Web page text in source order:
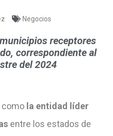
Negocios
receptores
correspondiente al
del 2024
como la entidad líder
entre los estados de